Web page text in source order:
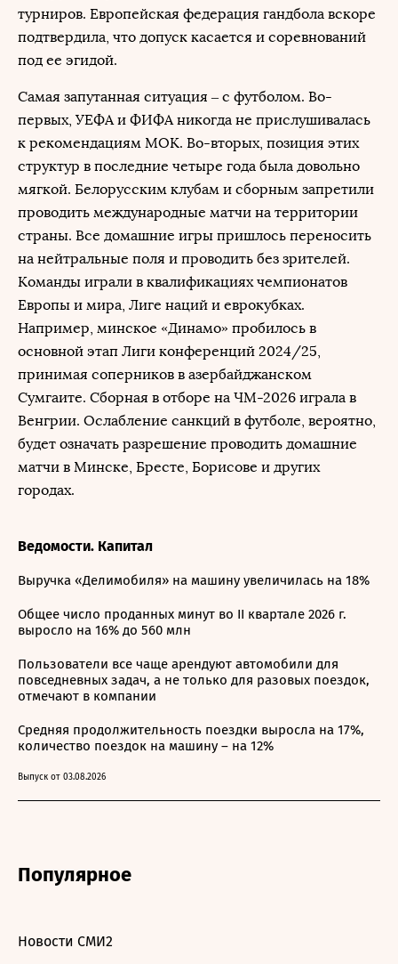
турниров. Европейская федерация гандбола вскоре
подтвердила, что допуск касается и соревнований
под ее эгидой.
Самая запутанная ситуация – с футболом. Во-
первых, УЕФА и ФИФА никогда не прислушивалась
к рекомендациям МОК. Во-вторых, позиция этих
структур в последние четыре года была довольно
мягкой. Белорусским клубам и сборным запретили
проводить международные матчи на территории
страны. Все домашние игры пришлось переносить
на нейтральные поля и проводить без зрителей.
Команды играли в квалификациях чемпионатов
Европы и мира, Лиге наций и еврокубках.
Например, минское «Динамо» пробилось в
основной этап Лиги конференций 2024/25,
принимая соперников в азербайджанском
Сумгаите. Сборная в отборе на ЧМ-2026 играла в
Венгрии. Ослабление санкций в футболе, вероятно,
будет означать разрешение проводить домашние
матчи в Минске, Бресте, Борисове и других
городах.
Ведомости. Капитал
Выручка «Делимобиля» на машину увеличилась на 18%
Общее число проданных минут во II квартале 2026 г.
выросло на 16% до 560 млн
Пользователи все чаще арендуют автомобили для
повседневных задач, а не только для разовых поездок,
отмечают в компании
Средняя продолжительность поездки выросла на 17%,
количество поездок на машину – на 12%
Выпуск от 03.08.2026
Популярное
Новости СМИ2